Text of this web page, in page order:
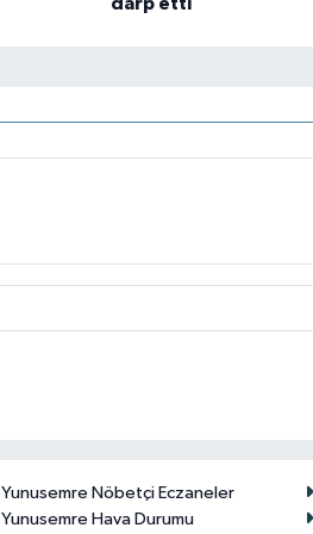
darp etti
Yunusemre Nöbetçi Eczaneler
Yunusemre Hava Durumu